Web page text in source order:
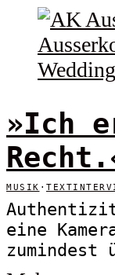
»Ich
MUSIK ·
eine
zumindest